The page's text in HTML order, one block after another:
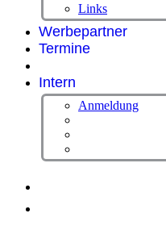
Links
Werbepartner
Termine
Intern
Anmeldung